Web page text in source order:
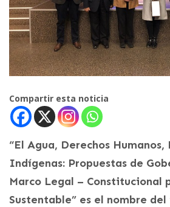
Compartir esta noticia
“El Agua, Derechos Humanos,
Indígenas: Propuestas de
Marco Legal – Constitucional
Sustentable” es el nombre